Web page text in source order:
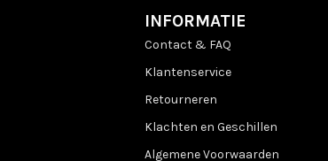
INFORMATIE
Contact & FAQ
Klantenservice
Retourneren
Klachten en Geschillen
Algemene Voorwaarden